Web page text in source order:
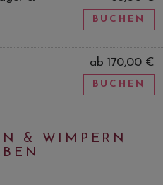
BUCHEN
ab 170,00 €
BUCHEN
& WIMPERN